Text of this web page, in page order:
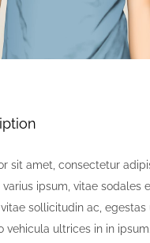
sit amet, consectetur
ipsum, vitae sodales
sollicitudin ac, egestas
vehicula ultrices in in